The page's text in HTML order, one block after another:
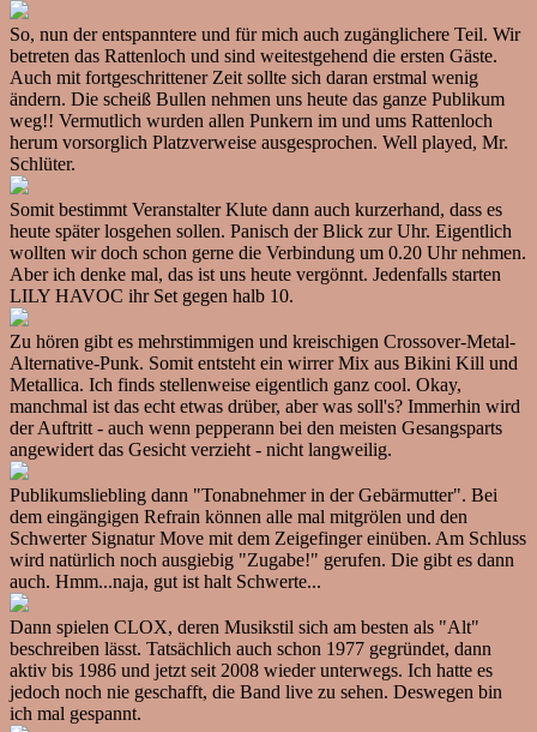
So, nun der entspanntere und für mich auch zugänglichere Teil. Wir
betreten das Rattenloch und sind weitestgehend die ersten Gäste.
Auch mit fortgeschrittener Zeit sollte sich daran erstmal wenig
ändern. Die scheiß Bullen nehmen uns heute das ganze Publikum
weg!! Vermutlich wurden allen Punkern im und ums Rattenloch
herum vorsorglich Platzverweise ausgesprochen. Well played, Mr.
Schlüter.
Somit bestimmt Veranstalter Klute dann auch kurzerhand, dass es
heute später losgehen sollen. Panisch der Blick zur Uhr. Eigentlich
wollten wir doch schon gerne die Verbindung um 0.20 Uhr nehmen.
Aber ich denke mal, das ist uns heute vergönnt. Jedenfalls starten
LILY HAVOC ihr Set gegen halb 10.
Zu hören gibt es mehrstimmigen und kreischigen Crossover-Metal-
Alternative-Punk. Somit entsteht ein wirrer Mix aus Bikini Kill und
Metallica. Ich finds stellenweise eigentlich ganz cool. Okay,
manchmal ist das echt etwas drüber, aber was soll's? Immerhin wird
der Auftritt - auch wenn pepperann bei den meisten Gesangsparts
angewidert das Gesicht verzieht - nicht langweilig.
Publikumsliebling dann "Tonabnehmer in der Gebärmutter". Bei
dem eingängigen Refrain können alle mal mitgrölen und den
Schwerter Signatur Move mit dem Zeigefinger einüben. Am Schluss
wird natürlich noch ausgiebig "Zugabe!" gerufen. Die gibt es dann
auch. Hmm...naja, gut ist halt Schwerte...
Dann spielen CLOX, deren Musikstil sich am besten als "Alt"
beschreiben lässt. Tatsächlich auch schon 1977 gegründet, dann
aktiv bis 1986 und jetzt seit 2008 wieder unterwegs. Ich hatte es
jedoch noch nie geschafft, die Band live zu sehen. Deswegen bin
ich mal gespannt.